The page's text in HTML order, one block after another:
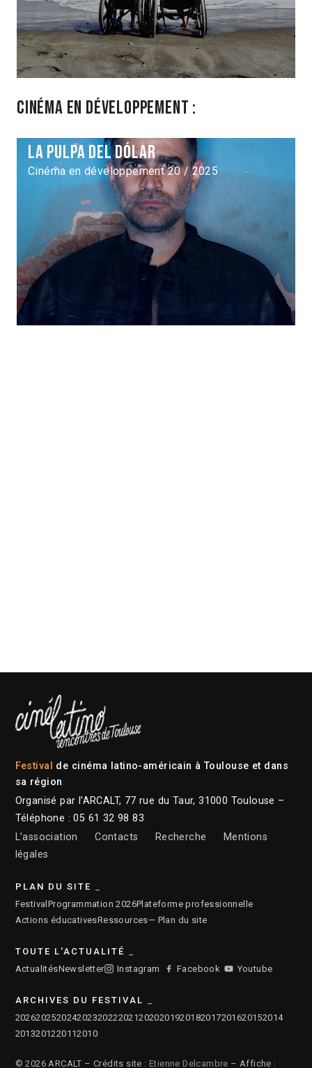
Cinéma en développement :
La pulpa del dólar
Cinéma en développement 20 / 2025
Festival de cinéma latino-américain à Toulouse et dans
sa région
Organisé par l’ARCALT, 77 rue du Taur, 31000 Toulouse –
Téléphone : 05 61 32 98 83
L’association
Contacts Recherche
Mentions
légales
PLAN DU SITE
Festival Programmation 2026Plateforme professionnelle
Actions éducativesRessources— Plan du site
TOUTE L'ACTUALITÉ
ActualitésNewsletter Instagram Facebook Youtube
ARCHIVES DU FESTIVAL
2026202520242023202220212020201920182017201620152014
2013201220112010
© 2026 ARCALT – Crédits site : Etienne Delcambre – Affiche :